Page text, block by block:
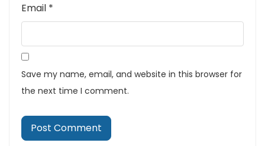
Email *
Save my name, email, and website in this browser for
the next time I comment.